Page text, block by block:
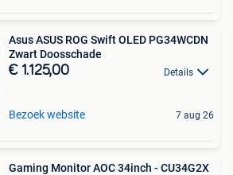
Asus ASUS ROG Swift OLED PG34WCDN
Zwart Doosschade
€ 1.125,00 Details
Bezoek website 7 aug 26
Gaming Monitor AOC 34inch - CU34G2X